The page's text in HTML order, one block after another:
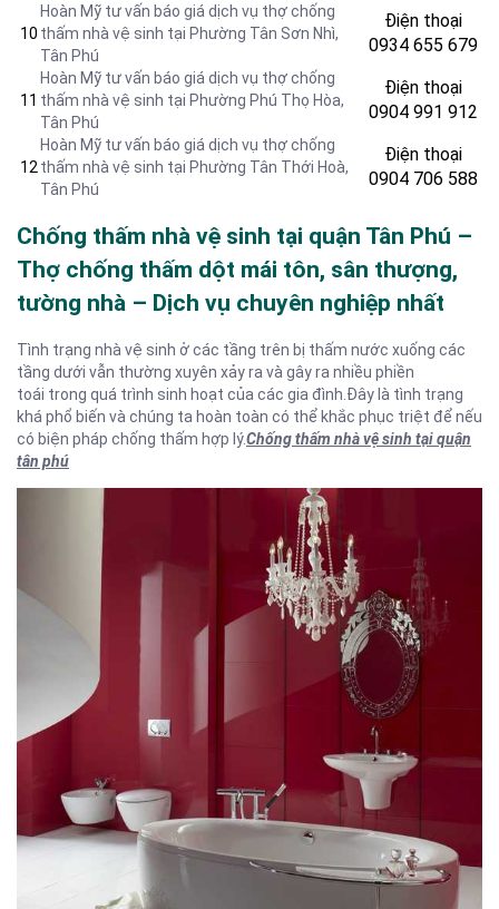
10
Hoàn Mỹ tư vấn báo giá dịch vụ thợ chống
thấm nhà vệ sinh tại Phường Tân Sơn Nhì,
Tân Phú
Điện thoại
0934 655 679
11
Hoàn Mỹ tư vấn báo giá dịch vụ thợ chống
thấm nhà vệ sinh tại Phường Phú Thọ Hòa,
Tân Phú
Điện thoại
0904 991 912
12
Hoàn Mỹ tư vấn báo giá dịch vụ thợ chống
thấm nhà vệ sinh tại Phường Tân Thới Hoà,
Tân Phú
Điện thoại
0904 706 588
Chống thấm nhà vệ sinh tại quận Tân Phú –
Thợ chống thấm dột mái tôn, sân thượng,
tường nhà – Dịch vụ chuyên nghiệp nhất
Tình trạng nhà vệ sinh ở các tầng trên bị thấm nước xuống các
tầng dưới vẫn thường xuyên xảy ra và gây ra nhiều phiền
toái trong quá trình sinh hoạt của các gia đình.Đây là tình trạng
khá phổ biến và chúng ta hoàn toàn có thể khắc phục triệt để nếu
có biện pháp chống thấm hợp lý.Chống thấm nhà vệ sinh tại quận
tân phú